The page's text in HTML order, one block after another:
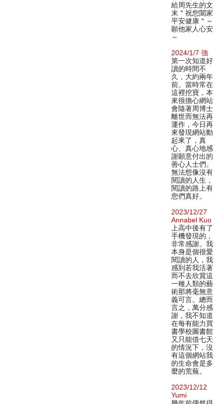
給周先生的文
末＂祝您闔家
平安健康＂～
願他家人心安
～
2024/1/7 強
第一次知道好
讀的時間不
久，大約兩年
前。當時常在
這裡挖寶，本
來很擔心網站
會隨著周博士
離世而無法再
運作，今日再
來發現網站動
起來了，真
心、真心地感
謝願意付出的
善心人士們。
無法想像沒有
閱讀的人生，
閱讀的路上有
您們真好。
2023/12/27
Annabel Kuo
上高中後有了
手機發現的，
非常感謝。我
本身是個很愛
閱讀的人，我
感到若我活著
而不去欣賞這
一種人類的藝
術那將毫無意
義可言。總而
言之，萬分感
謝，我不知道
在每有能力買
書學校圖書館
又只能借七天
的情況下，沒
有這個網站我
的生命會是多
麼的荒蕪。
2023/12/12
Yumi